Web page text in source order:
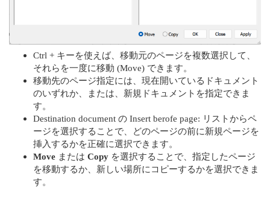
Ctrl + キーを使えば、移動元のページを複数選択して、
それらを一度に移動 (Move) できます。
移動先のページ指定には、現在開いているドキュメント
のいずれか、または、新規ドキュメントを指定できま
す。
Destination document の Insert berofe page: リストからペ
ージを選択することで、どのページの前に新規ページを
挿入するかを正確に選択できます。
Move または Copy を選択することで、指定したページ
を移動するか、新しい場所にコピーするかを選択できま
す。